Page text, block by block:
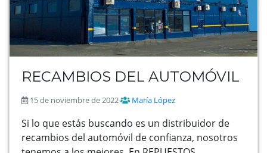
RECAMBIOS DEL AUTOMÓVIL
15 de noviembre de 2022 María López
Si lo que estás buscando es un distribuidor de
recambios del automóvil de confianza, nosotros